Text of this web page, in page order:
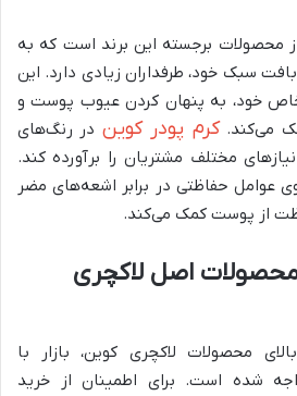
محصولات برجسته این برند است که به
سبک خود، طرفداران زیادی دارد. این
خاص خود، به پنهان کردن عیوب پوست و
می‌کند.کرم پودر کوین در رنگ‌های
مختلف مشتریان را برآورده کند.
عوامل حفاظتی در برابر اشعه‌های مضر
از پوست کمک می‌کند.
اصل لاکچری
محصولات لاکچری کوین، بازار با
شده است. برای اطمینان از خرید